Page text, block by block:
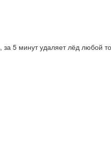
5 минут удаляет лёд